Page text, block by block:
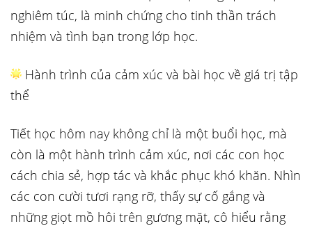
nghiêm túc, là minh chứng cho tinh thần trách
nhiệm và tình bạn trong lớp học.
Hành trình của cảm xúc và bài học về giá trị tập
thể
Tiết học hôm nay không chỉ là một buổi học, mà
còn là một hành trình cảm xúc, nơi các con học
cách chia sẻ, hợp tác và khắc phục khó khăn. Nhìn
các con cười tươi rạng rỡ, thấy sự cố gắng và
những giọt mồ hôi trên gương mặt, cô hiểu rằng